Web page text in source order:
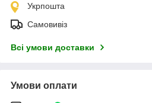
Укрпошта
Самовивіз
Всі умови доставки
Умови оплати